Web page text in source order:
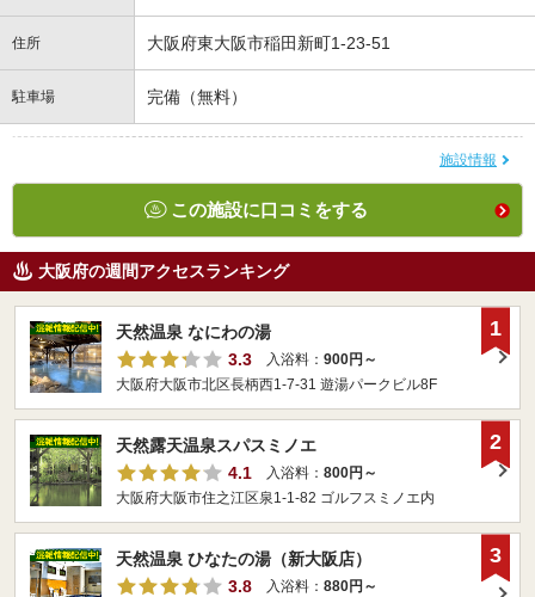
住所 大阪府東大阪市稲田新町1‐23‐51
駐車場 完備（無料）
施設情報
この施設に口コミをする
大阪府の週間アクセスランキング
天然温泉 なにわの湯
3.3
入浴料： 900円～
大阪府大阪市北区長柄西1-7-31 遊湯パークビル8F
1
天然露天温泉スパスミノエ
4.1
入浴料： 800円～
大阪府大阪市住之江区泉1-1-82 ゴルフスミノエ内
2
天然温泉 ひなたの湯（新大阪店）
3.8
入浴料： 880円～
3